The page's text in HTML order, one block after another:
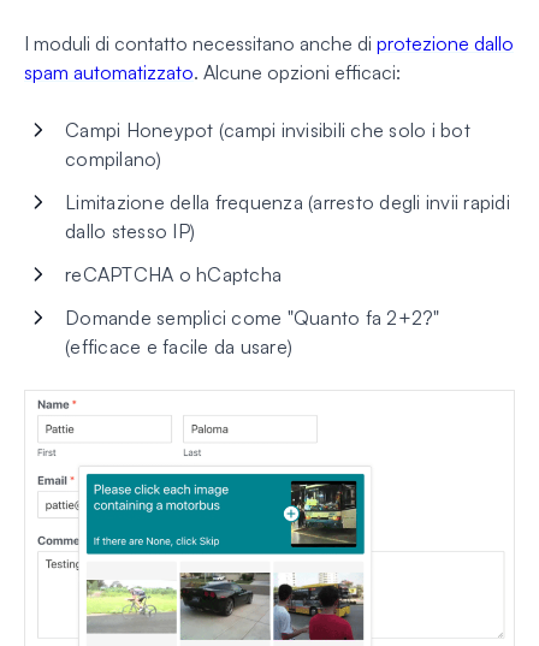
I moduli di contatto necessitano anche di protezione dallo
spam automatizzato. Alcune opzioni efficaci:
Campi Honeypot (campi invisibili che solo i bot
compilano)
Limitazione della frequenza (arresto degli invii rapidi
dallo stesso IP)
reCAPTCHA o hCaptcha
Domande semplici come "Quanto fa 2+2?"
(efficace e facile da usare)